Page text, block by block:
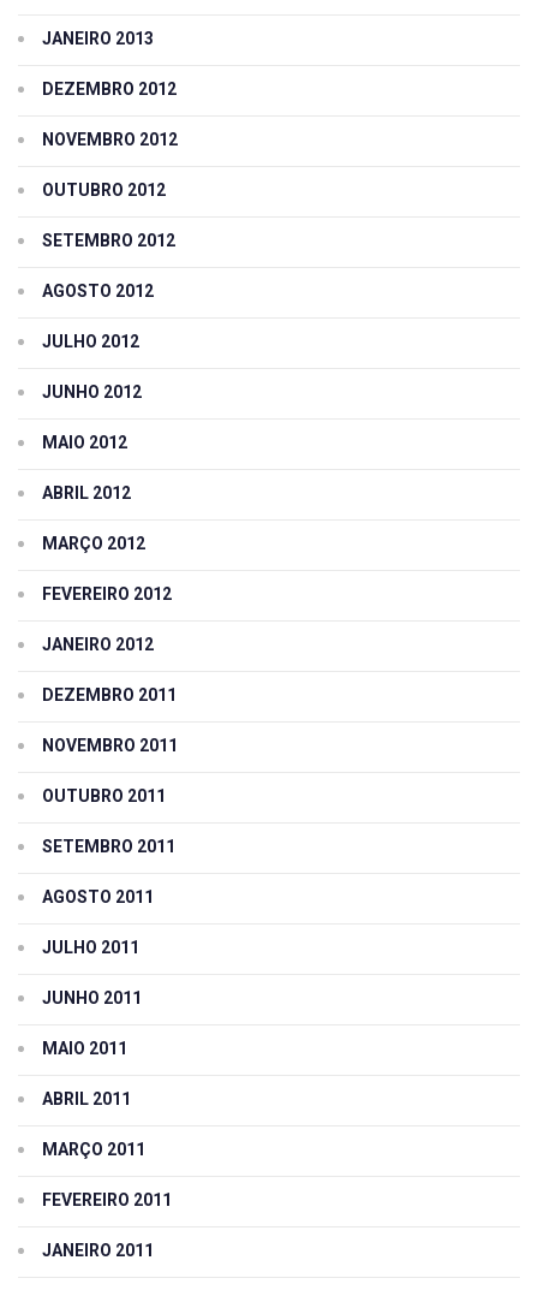
JANEIRO 2013
DEZEMBRO 2012
NOVEMBRO 2012
OUTUBRO 2012
SETEMBRO 2012
AGOSTO 2012
JULHO 2012
JUNHO 2012
MAIO 2012
ABRIL 2012
MARÇO 2012
FEVEREIRO 2012
JANEIRO 2012
DEZEMBRO 2011
NOVEMBRO 2011
OUTUBRO 2011
SETEMBRO 2011
AGOSTO 2011
JULHO 2011
JUNHO 2011
MAIO 2011
ABRIL 2011
MARÇO 2011
FEVEREIRO 2011
JANEIRO 2011